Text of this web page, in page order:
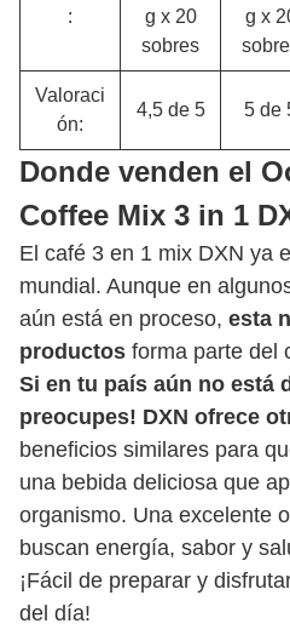
:
g x 20
sobres
g x
Valoraci
ón:
4,5 de 5 5 de
Donde venden el
Coffee Mix 3 in 1
El café 3 en 1 mix DXN ya
mundial. Aunque en
aún está en proceso, esta
productos forma parte del
Si en tu país aún no está
preocupes! DXN ofrece
beneficios similares para
una bebida deliciosa que
organismo. Una excelente
buscan energía, sabor y
¡Fácil de preparar y
del día!